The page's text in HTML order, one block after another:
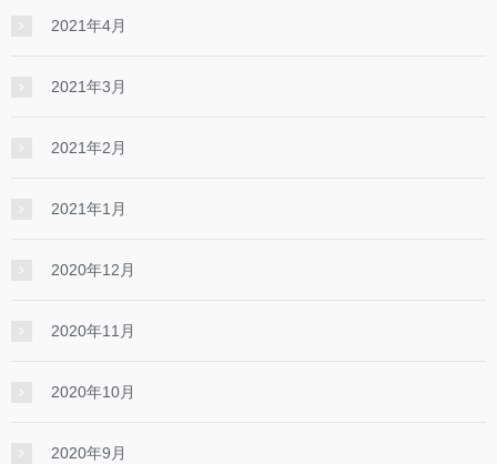
2021年4月
2021年3月
2021年2月
2021年1月
2020年12月
2020年11月
2020年10月
2020年9月